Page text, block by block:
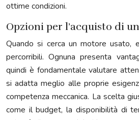
ottime condizioni.
Opzioni per l’acquisto di
Quando si cerca un motore usato,
percorribili. Ognuna presenta
quindi è fondamentale valutare
si adatta meglio alle proprie
competenza meccanica. La scelta
come il budget, la disponibilità di